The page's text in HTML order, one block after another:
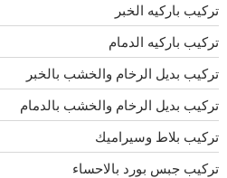
تركيب باركيه الخبر
تركيب باركيه الدمام
تركيب بديل الرخام والخشب بالخبر
تركيب بديل الرخام والخشب بالدمام
تركيب بلاط وسيراميك
تركيب جبس بورد بالاحساء